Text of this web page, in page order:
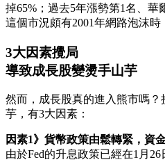
掉65%；過去5年漲勢第1名、華
這個市況頗有2001年網路泡沫時
3大因素攪局
導致成長股變燙手山芋
然而，成長股真的進入熊市嗎
芋，有3大因素：
因素1》貨幣政策由鬆轉緊，資
由於Fed的升息政策已經在1月